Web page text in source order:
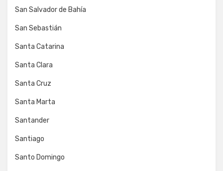
San Salvador de Bahía
San Sebastián
Santa Catarina
Santa Clara
Santa Cruz
Santa Marta
Santander
Santiago
Santo Domingo